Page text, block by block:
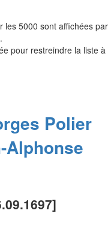
les 5000 sont affichées par
pour restreindre la liste à
Polier
Alphonse